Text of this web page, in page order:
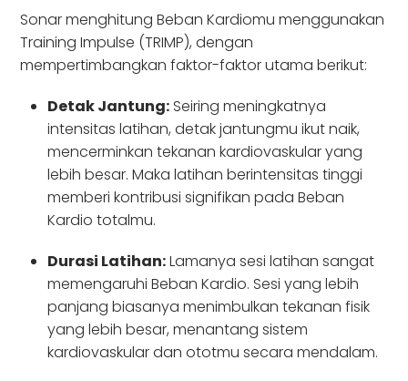
Sonar menghitung Beban Kardiomu menggunakan
Training Impulse (TRIMP), dengan
mempertimbangkan faktor-faktor utama berikut:
Detak Jantung: Seiring meningkatnya
intensitas latihan, detak jantungmu ikut naik,
mencerminkan tekanan kardiovaskular yang
lebih besar. Maka latihan berintensitas tinggi
memberi kontribusi signifikan pada Beban
Kardio totalmu.
Durasi Latihan:Lamanya sesi latihan sangat
memengaruhi Beban Kardio. Sesi yang lebih
panjang biasanya menimbulkan tekanan fisik
yang lebih besar, menantang sistem
kardiovaskular dan ototmu secara mendalam.